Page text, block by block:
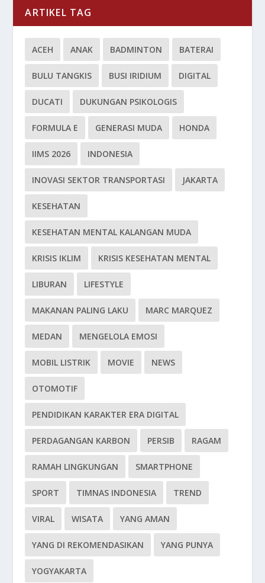
ARTIKEL TAG
ACEH ANAK BADMINTON BATERAI
BULU TANGKIS BUSI IRIDIUM DIGITAL
DUCATI DUKUNGAN PSIKOLOGIS
FORMULA E GENERASI MUDA HONDA
IIMS 2026 INDONESIA
INOVASI SEKTOR TRANSPORTASI JAKARTA
KESEHATAN
KESEHATAN MENTAL KALANGAN MUDA
KRISIS IKLIM KRISIS KESEHATAN MENTAL
LIBURAN LIFESTYLE
MAKANAN PALING LAKU MARC MARQUEZ
MEDAN MENGELOLA EMOSI
MOBIL LISTRIK MOVIE NEWS
OTOMOTIF
PENDIDIKAN KARAKTER ERA DIGITAL
PERDAGANGAN KARBON PERSIB RAGAM
RAMAH LINGKUNGAN SMARTPHONE
SPORT TIMNAS INDONESIA TREND
VIRAL WISATA YANG AMAN
YANG DI REKOMENDASIKAN YANG PUNYA
YOGYAKARTA